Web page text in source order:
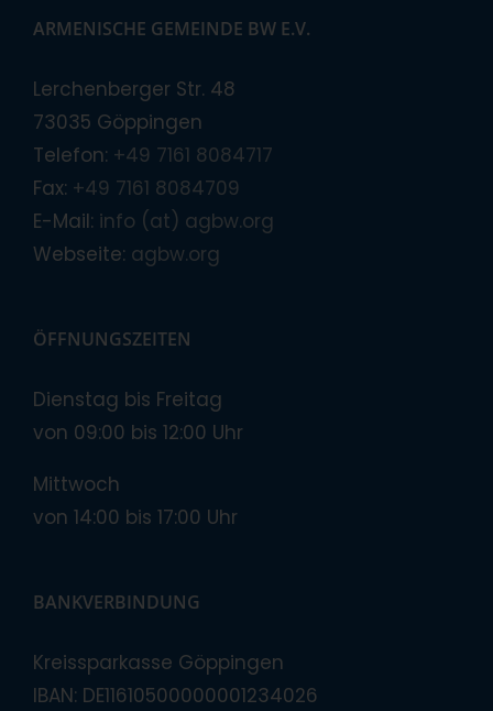
ARMENISCHE GEMEINDE BW E.V.
Lerchenberger Str. 48
73035 Göppingen
Telefon: +49 7161 8084717
Fax: +49 7161 8084709
E-Mail: info (at) agbw.org
Webseite: agbw.org
ÖFFNUNGSZEITEN
Dienstag bis Freitag
von 09:00 bis 12:00 Uhr
Mittwoch
von 14:00 bis 17:00 Uhr
BANKVERBINDUNG
Kreissparkasse Göppingen
IBAN: DE11610500000001234026